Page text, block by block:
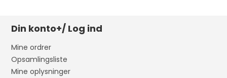
Din konto+/ Log ind
Mine ordrer
Opsamlingsliste
Mine oplysninger